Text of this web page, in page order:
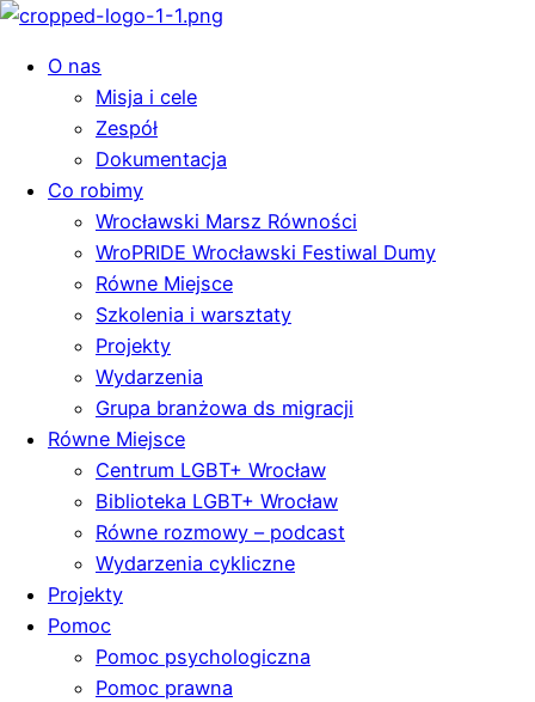
O nas
Misja i cele
Zespół
Dokumentacja
Co robimy
Wrocławski Marsz Równości
WroPRIDE Wrocławski Festiwal Dumy
Równe Miejsce
Szkolenia i warsztaty
Projekty
Wydarzenia
Grupa branżowa ds migracji
Równe Miejsce
Centrum LGBT+ Wrocław
Biblioteka LGBT+ Wrocław
Równe rozmowy – podcast
Wydarzenia cykliczne
Projekty
Pomoc
Pomoc psychologiczna
Pomoc prawna